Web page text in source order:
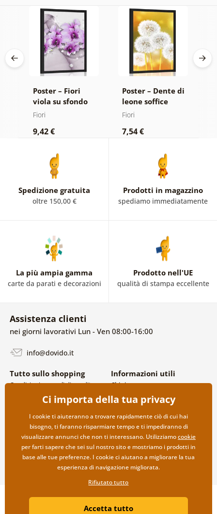
Poster – Fiori
viola su sfondo
astratto
Fiori
9,42 €
Poster – Dente di
leone soffice
Fiori
7,54 €
Spedizione gratuita
oltre 150,00 €
Prodotti in magazzino
spediamo immediatamente
La più ampia gamma
carte da parati e decorazioni
Prodotto nell'UE
qualità di stampa eccellente
Assistenza clienti
nei giorni lavorativi Lun - Ven 08:00-16:00
info@dovido.it
Tutto sullo shopping
Condizioni generali di vendita e
Politica sulla privacy
Opzioni di spedizione e
pagamento
Reso della merce
Informazioni utili
Chi siamo
FAQ
Contatti
Collaborazione all’ingrosso
Copyright ©2019 © Dovido.it.
Litvanyi.sk| Negozio online creato da
Ci importa della tua privacy
I cookie ti aiuteranno a trovare rapidamente ciò di cui hai
bisogno, ti faranno risparmiare tempo e ti impediranno di
visualizzare annunci che non ti interessano. Utilizziamocookie
per farti sapere che sei sul nostro sito e mostriamo i prodotti in
base alle tue preferenze. I cookie ci aiutano a migliorare la tua
esperienza di navigazione migliorata.
Rifiutato tutto
Accetta tutto